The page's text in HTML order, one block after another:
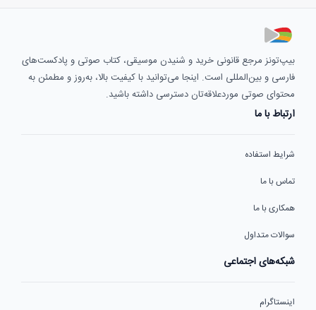
بیپ‌تونز مرجع قانونی خرید و شنیدن موسیقی، کتاب صوتی و پادکست‌های
فارسی و بین‌المللی است. اینجا می‌توانید با کیفیت بالا، به‌روز و مطمئن به
محتوای صوتی موردعلاقه‌تان دسترسی داشته باشید.
ارتباط با ما
شرایط استفاده
تماس با ما
همکاری با ما
سوالات متداول
شبکه‌های اجتماعی
اینستاگرام